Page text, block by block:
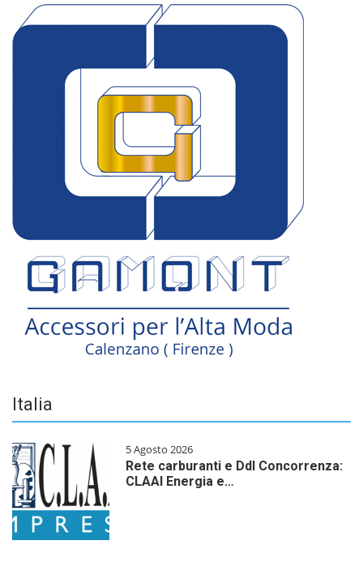
Italia
5 Agosto 2026
Rete carburanti e Ddl Concorrenza:
CLAAI Energia e…